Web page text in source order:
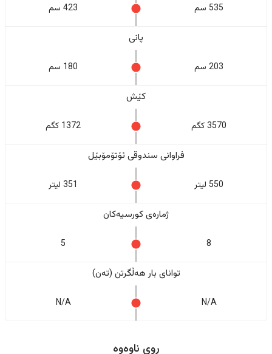
535 سم 423 سم
پانی
203 سم 180 سم
کێش
3570 کگم 1372 کگم
فراوانی سندوقی ئۆتۆمۆبێل
550 لیتر 351 لیتر
ژمارەی کورسیەکان
8
5
تواناى بار هەڵگرتن (تەن)
N/A
N/A
ڕوی ناوەوە